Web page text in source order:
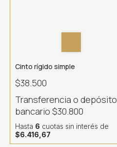
Cinto rígido simple
$38.500
Transferencia o depósito
bancario $30.800
Hasta 6 cuotas sin interés de
$6.416,67